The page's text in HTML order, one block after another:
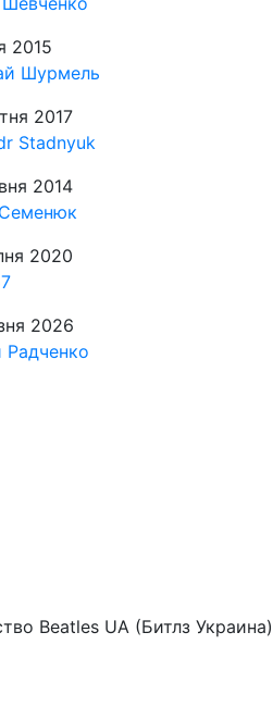
2015
Шурмель
2017
Stadnyuk
2014
2020
2026
Радченко
Beatles UA (Битлз Украина)